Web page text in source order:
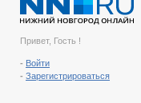
Привет, Гость !
- Войти
- Зарегистрироваться